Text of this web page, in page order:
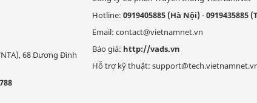
68 Dương Đình
Hotline: 0919405885 (Hà Nội)-0919435885
Email: contact@vietnamnet.vn
Báo giá: http://vads.vn
Hỗ trợ kỹ thuật: